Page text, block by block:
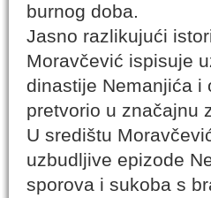
burnog doba.
Jasno razlikujući
Moravčević ispisuje
dinastije Nemanjića i
pretvorio u značajnu
U središtu
uzbudljive epizode
sporova i sukoba s